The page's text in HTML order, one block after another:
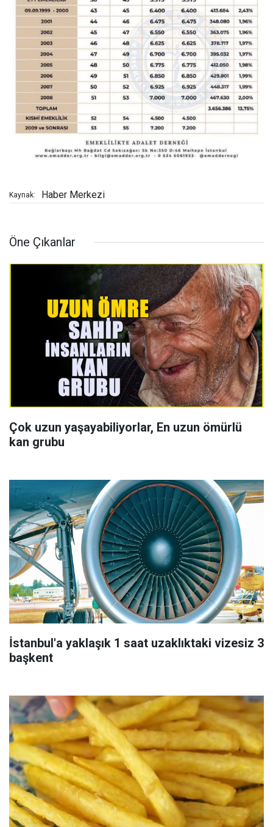
Kaynak: Haber Merkezi
Öne Çıkanlar
Çok uzun yaşayabiliyorlar, En uzun ömürlü
kan grubu
İstanbul'a yaklaşık 1 saat uzaklıktaki vizesiz 3
başkent